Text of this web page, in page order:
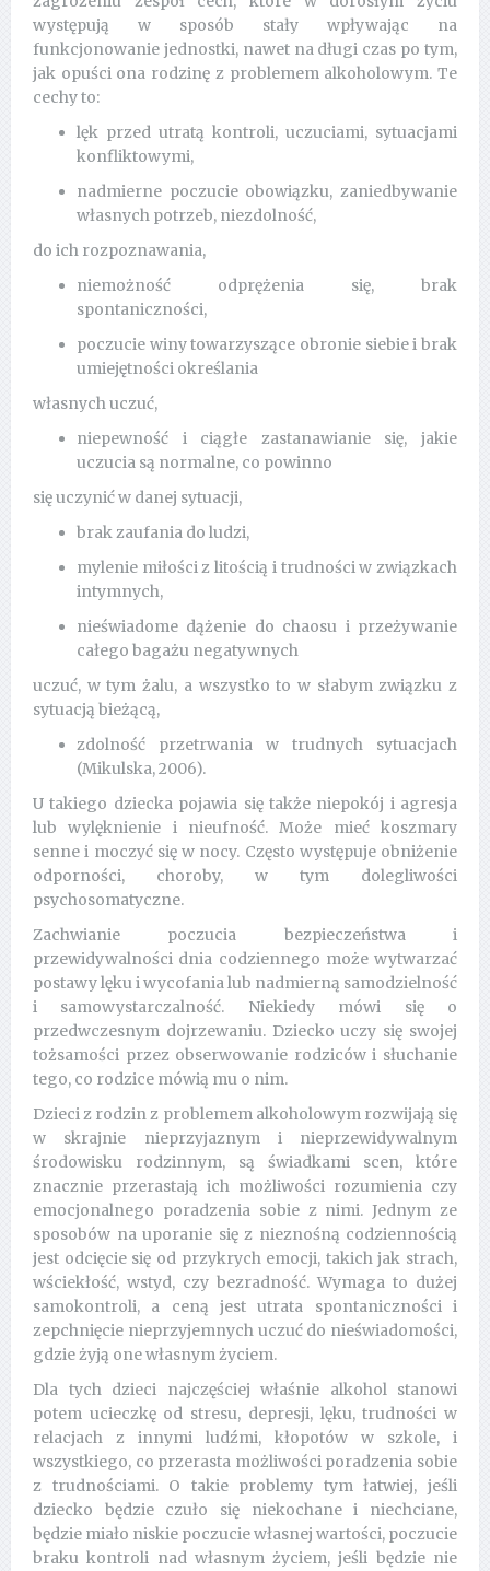
występują w sposób stały wpływając na
funkcjonowanie jednostki, nawet na długi czas po tym,
jak opuści ona rodzinę z problemem alkoholowym. Te
cechy to:
lęk przed utratą kontroli, uczuciami, sytuacjami
konfliktowymi,
nadmierne poczucie obowiązku, zaniedbywanie
własnych potrzeb, niezdolność,
do ich rozpoznawania,
niemożność odprężenia się, brak
spontaniczności,
poczucie winy towarzyszące obronie siebie i brak
umiejętności określania
własnych uczuć,
niepewność i ciągłe zastanawianie się, jakie
uczucia są normalne, co powinno
się uczynić w danej sytuacji,
brak zaufania do ludzi,
mylenie miłości z litością i trudności w związkach
intymnych,
nieświadome dążenie do chaosu i przeżywanie
całego bagażu negatywnych
uczuć, w tym żalu, a wszystko to w słabym związku z
sytuacją bieżącą,
zdolność przetrwania w trudnych sytuacjach
(Mikulska, 2006).
U takiego dziecka pojawia się także niepokój i agresja
lub wylęknienie i nieufność. Może mieć koszmary
senne i moczyć się w nocy. Często występuje obniżenie
odporności, choroby, w tym dolegliwości
psychosomatyczne.
Zachwianie poczucia bezpieczeństwa i
przewidywalności dnia codziennego może wytwarzać
postawy lęku i wycofania lub nadmierną samodzielność
i samowystarczalność. Niekiedy mówi się o
przedwczesnym dojrzewaniu. Dziecko uczy się swojej
tożsamości przez obserwowanie rodziców i słuchanie
tego, co rodzice mówią mu o nim.
Dzieci z rodzin z problemem alkoholowym rozwijają się
w skrajnie nieprzyjaznym i nieprzewidywalnym
środowisku rodzinnym, są świadkami scen, które
znacznie przerastają ich możliwości rozumienia czy
emocjonalnego poradzenia sobie z nimi. Jednym ze
sposobów na uporanie się z nieznośną codziennością
jest odcięcie się od przykrych emocji, takich jak strach,
wściekłość, wstyd, czy bezradność. Wymaga to dużej
samokontroli, a ceną jest utrata spontaniczności i
zepchnięcie nieprzyjemnych uczuć do nieświadomości,
gdzie żyją one własnym życiem.
Dla tych dzieci najczęściej właśnie alkohol stanowi
potem ucieczkę od stresu, depresji, lęku, trudności w
relacjach z innymi ludźmi, kłopotów w szkole, i
wszystkiego, co przerasta możliwości poradzenia sobie
z trudnościami. O takie problemy tym łatwiej, jeśli
dziecko będzie czuło się niekochane i niechciane,
będzie miało niskie poczucie własnej wartości, poczucie
braku kontroli nad własnym życiem, jeśli będzie nie